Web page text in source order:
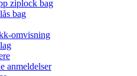
ziplock bag
bag
omvisning
anmeldelser